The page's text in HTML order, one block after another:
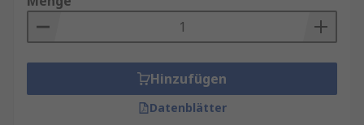
Platzsparend und ordentlich: Durch die
Spiralform bleibt der Schlauch kompakt und
Arbeitswegen. Das reduziert Stolperfallen
und sorgt für eine saubere
Arbeitsumgebung.
Hinzufügen
Datenblätter